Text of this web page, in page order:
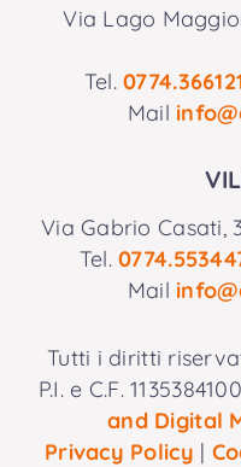
Via Lago
Tel.
Mail
Via Gabrio Casati,
Tel.
Mail
Tutti i diritti
P.I. e C.F.
and Digital
Privacy Policy |